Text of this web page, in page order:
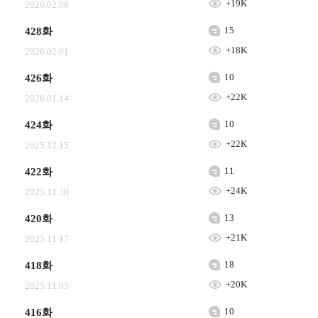
2026.02.08 +19K
428화
2026.02.01
15
+18K
426화
2026.01.14
10
+22K
424화
2025.12.15
10
+22K
422화
2025.11.30
11
+24K
420화
2025.11.17
13
+21K
418화
2025.11.05
18
+20K
416화 10